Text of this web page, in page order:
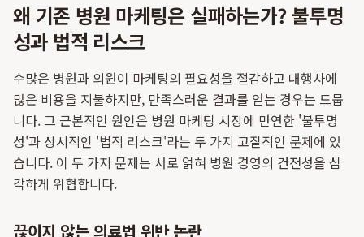
왜 기존 병원 마케팅은 실패하는가? 불투명
성과 법적 리스크
수많은 병원과 의원이 마케팅의 필요성을 절감하고 대행사에
많은 비용을 지불하지만, 만족스러운 결과를 얻는 경우는 드뭅
니다. 그 근본적인 원인은 병원 마케팅 시장에 만연한 '불투명
성'과 상시적인 '법적 리스크'라는 두 가지 고질적인 문제에 있
습니다. 이 두 가지 문제는 서로 얽혀 병원 경영의 건전성을 심
각하게 위협합니다.
끊이지 않는 의료법 위반 논란